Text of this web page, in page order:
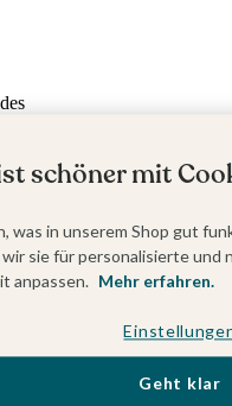
schöner mit
was in unserem Shop gut
sie für personalisierte
anpassen. Mehr erfahren.
Geht klar